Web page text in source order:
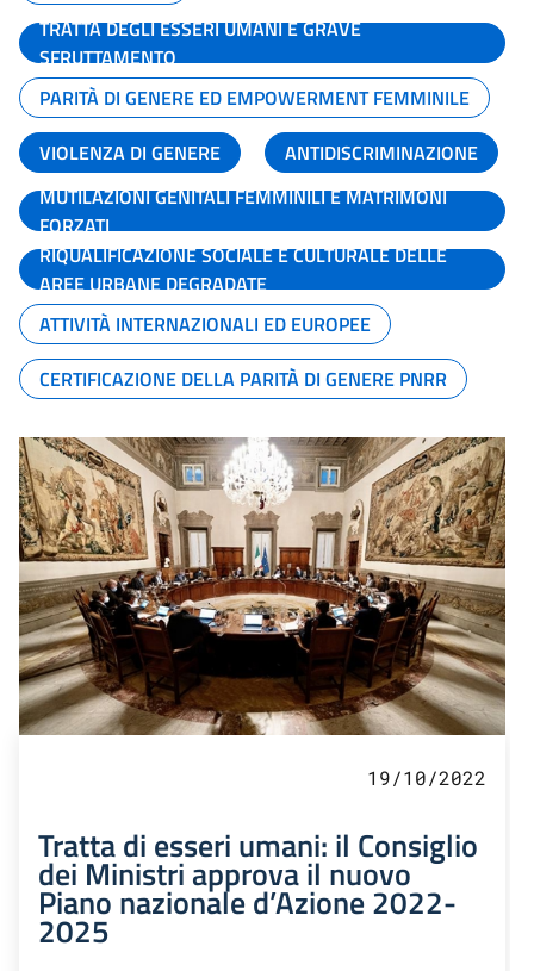
TRATTA DEGLI ESSERI UMANI E GRAVE
SFRUTTAMENTO
PARITÀ DI GENERE ED EMPOWERMENT FEMMINILE
VIOLENZA DI GENERE
ANTIDISCRIMINAZIONE
MUTILAZIONI GENITALI FEMMINILI E MATRIMONI
FORZATI
RIQUALIFICAZIONE SOCIALE E CULTURALE DELLE
AREE URBANE DEGRADATE
ATTIVITÀ INTERNAZIONALI ED EUROPEE
CERTIFICAZIONE DELLA PARITÀ DI GENERE PNRR
19/10/2022
Tratta di esseri umani: il Consiglio
dei Ministri approva il nuovo
Piano nazionale d’Azione 2022-
2025